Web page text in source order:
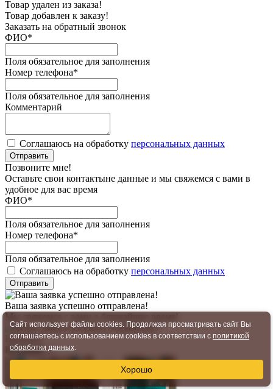
Товар удален из заказа!
Товар добавлен к заказу!
Заказать на обратный звонок
ФИО*
Поля обязательное для заполнения
Номер телефона*
Поля обязательное для заполнения
Комментарий
Соглашаюсь на обработку персональных данных
Отправить
Позвоните мне!
Оставьте свои контактыне данные и мы свяжемся с вами в
удобное для вас время
ФИО*
Поля обязательное для заполнения
Номер телефона*
Поля обязательное для заполнения
Соглашаюсь на обработку персональных данных
Отправить
Ваша заявка успешно отправлена!
Мы свяжемся с вами в ближайшее время!
Корзина!
Позиций:3
Сайт использует файлы cookies. Продолжая просматривать сайт Вы
соглашаетесь с использованием cookies в соответствии с политикой
обработки данных.
Хорошо